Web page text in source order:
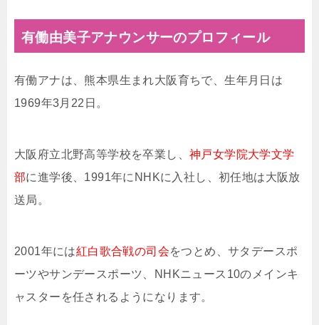
有働由美子アナウンサーのプロフィール
有働アナは、熊本県生まれ大阪育ちで、生年月日は
1969年3月22日。
大阪府立北野高等学校を卒業し、 神戸女学院大学文学
部に進学後、1991年にNHKに入社し、初任地は大阪放
送局。
2001年には紅白歌合戦の司会をつとめ、サタデースポ
ーツやサンデースポーツ、NHKニュース10のメインキ
ャスターを任されるようになります。